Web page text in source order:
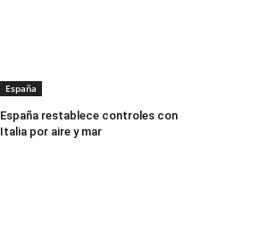
España
España restablece controles con
Italia por aire y mar